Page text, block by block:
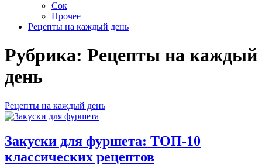
Сок
Прочее
Рецепты на каждый день
Рубрика: Рецепты на каждый
день
Рецепты на каждый день
Закуски для фуршета: ТОП-10
классических рецептов